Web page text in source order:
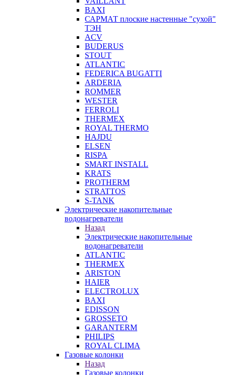
BAXI
САРМАТ плоские настенные "сухой"
ТЭН
ACV
BUDERUS
STOUT
ATLANTIC
FEDERICA BUGATTI
ARDERIA
ROMMER
WESTER
FERROLI
THERMEX
ROYAL THERMO
HAJDU
ELSEN
RISPA
SMART INSTALL
KRATS
PROTHERM
STRATTOS
S-TANK
Электрические накопительные
водонагреватели
Назад
Электрические накопительные
водонагреватели
ATLANTIC
THERMEX
ARISTON
HAIER
ELECTROLUX
BAXI
EDISSON
GROSSETO
GARANTERM
PHILIPS
ROYAL CLIMA
Газовые колонки
Назад
Газовые колонки